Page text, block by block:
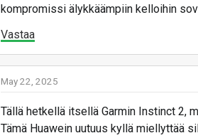
kompromissi älykkäämpiin kelloihin
Vastaa
May 22, 2025
Tällä hetkellä itsellä Garmin Instinct 2,
Tämä Huawein uutuus kyllä miellyttää